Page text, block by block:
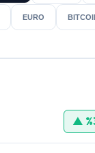
EURO
▲